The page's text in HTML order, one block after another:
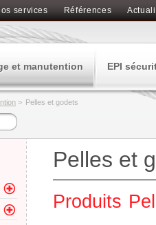
services Références
et manutention EPI
> Pelles et godets
Pelles et
Produits